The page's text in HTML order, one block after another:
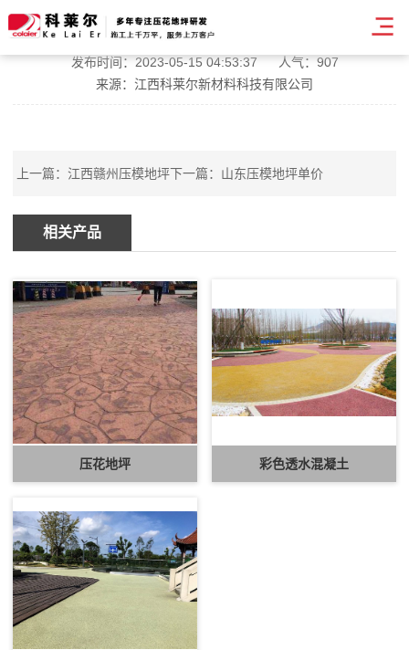
安徽压花压模地坪
发布时间：2023-05-15 04:53:37
人气：907
来源：江西科莱尔新材料科技有限公司
上一篇： 江西赣州压模地坪下一篇： 山东压模地坪单价
相关产品
压花地坪 彩色透水混凝土